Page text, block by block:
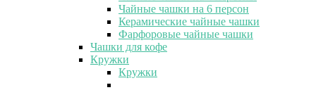
Чайные чашки на 6 персон
Керамические чайные чашки
Фарфоровые чайные чашки
Чашки для кофе
Кружки
Кружки